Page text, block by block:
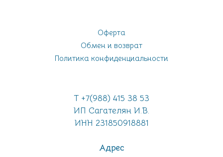
Оферта
Обмен и возврат
Политика конфиденциальности
Т +7(988) 415 38 53
ИП Сагателян И.В.
ИНН 231850918881
Адрес